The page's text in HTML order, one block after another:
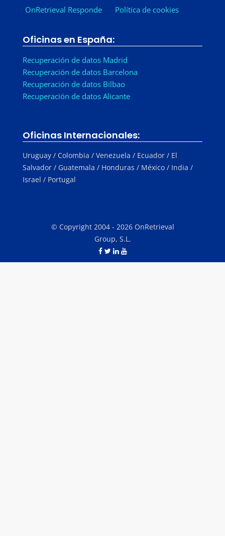
OnRetrieval Responde
Política de cookies
Oficinas en España:
Recuperación de datos Madrid
Recuperación de datos Barcelona
Recuperación de datos Bilbao
Recuperación de datos Alicante
Oficinas Internacionales:
Uruguay / Colombia / Venezuela / Ecuador / El
Salvador / Guatemala / Honduras / México / India /
Israel / Portugal
© Copyright 2004 - 2026 OnRetrieval
Group, S.L.